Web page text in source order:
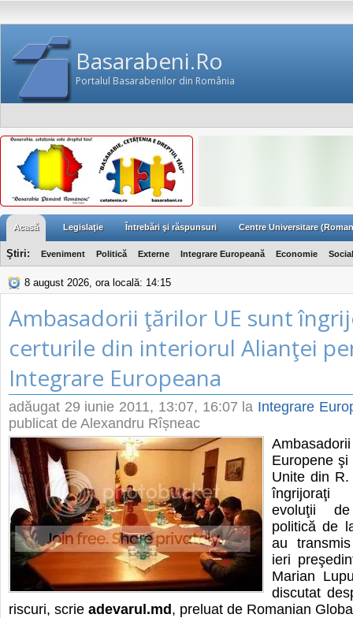
Basarabeni.Ro
Portalul Basarabenilor din România
Acasă Legislaţie Întrebări şi răspunsuri Centre Universitare
Ştiri: Eveniment Politică Externe Integrare Europeană Economie Social
8 august 2026, ora locală: 14:15
Ambasadorii ţărilor UE sunt
certurile din interiorul Alianţei
Integrare Europeana
adăugat 29 iunie 2011, 13:07, 16:07 la Integrare
publicat de Alexandru Rîșneac
Europene
Unite din
îngrijoraţi
evoluţii
politică de
au
ieri
Marian
discutat
riscuri, scrie adevarul.md , preluat de Romanian